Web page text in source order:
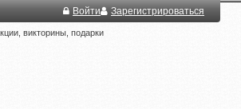
Войти Зарегистрироваться
викторины, подарки